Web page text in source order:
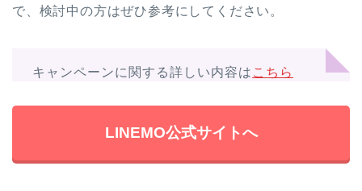
で、検討中の方はぜひ参考にしてください。
キャンペーンに関する詳しい内容は こちら
LINEMO公式サイトへ